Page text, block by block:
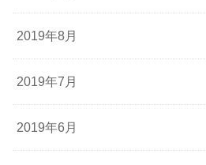
2019年8月
2019年7月
2019年6月